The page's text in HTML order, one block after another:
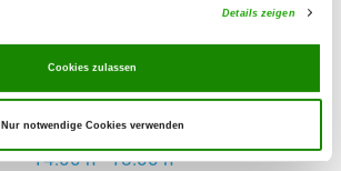
Details zeigen
Cookies zulassen
Nur notwendige Cookies verwenden
14:00 h - 18:00 h